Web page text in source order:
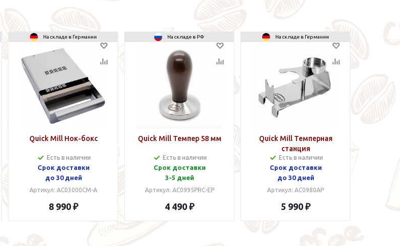
На складе в Германии
Quick Mill Нок-бокс
Есть в наличии
Срок доставки
до 30 дней
Артикул: AC03000CM-A
8 990 ₽
На складе в РФ
Quick Mill Темпер 58 мм
Есть в наличии
Срок доставки
3-5 дней
Артикул: AC0995PRC-EP
4 490 ₽
На складе в Германии
Quick Mill Темперная
станция
Есть в наличии
Срок доставки
до 30 дней
Артикул: AC0980AP
5 990 ₽